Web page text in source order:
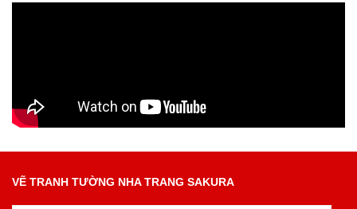
VẼ TRANH TƯỜNG NHA TRANG SAKURA